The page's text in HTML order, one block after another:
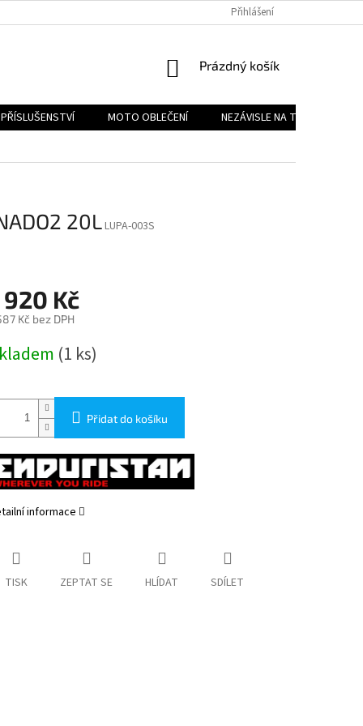
REKLAMAČNÍ ŘÁD
Přihlášení
NÁKUPNÍ
Prázdný košík
MOTO OBLEČENÍ
NEZÁVISLE NA TYPU
20LLUPA-003S
920 Kč
Kč bez DPH
(1 ks)
Přidat do košíku
informace
TISK ZEPTAT SE HLÍDAT SDÍLET